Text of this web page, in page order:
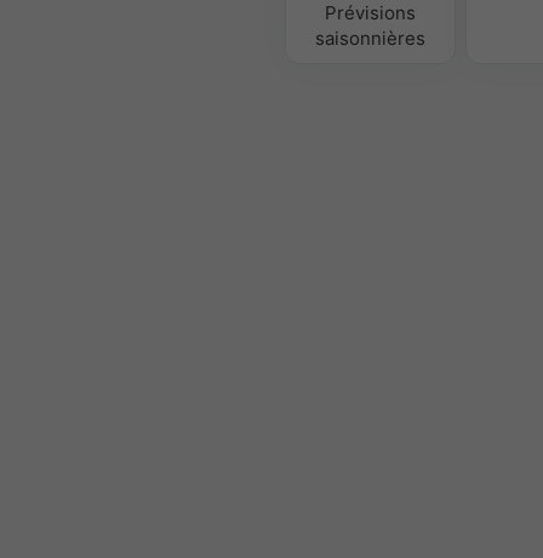
Prévisions
saisonnières